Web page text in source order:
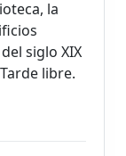
la
siglo XIX
libre.